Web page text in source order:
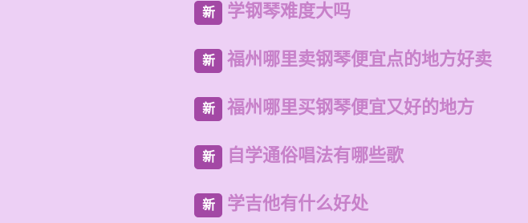
新 学钢琴难度大吗
新 福州哪里卖钢琴便宜点的地方好卖
新 福州哪里买钢琴便宜又好的地方
新 自学通俗唱法有哪些歌
新 学吉他有什么好处